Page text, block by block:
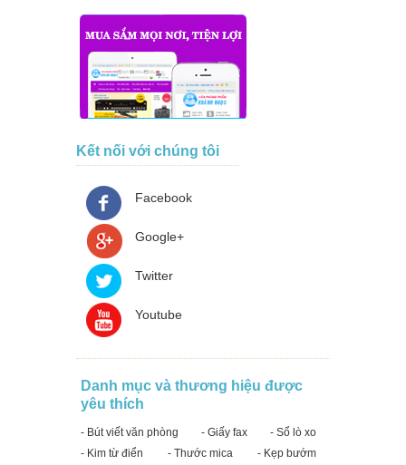
Kết nối với chúng tôi
Facebook
Google+
Twitter
Youtube
Danh mục và thương hiệu được
yêu thích
- Bút viết văn phòng - Giấy fax
- Sổ lò xo
- Kim từ điển
- Thước mica
- Kẹp bướm